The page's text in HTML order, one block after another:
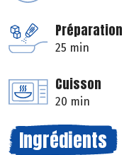
Préparation
25 min
Cuisson
20 min
Ingrédients